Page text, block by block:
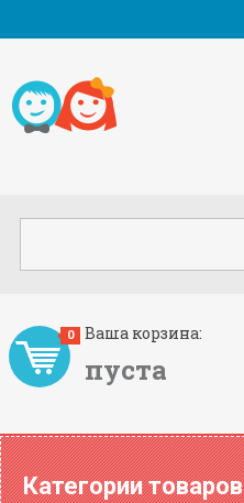
Ваша корзина:
пуста
0
Категории товаров